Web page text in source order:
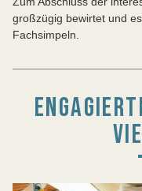
großzügig bewirtet und
Fachsimpeln.